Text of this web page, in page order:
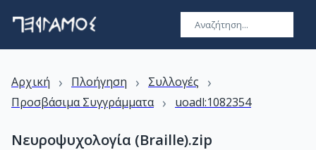
Αρχική › Πλοήγηση › Συλλογές ›
Προσβάσιμα Συγγράμματα › uoadl:1082354
Νευροψυχολογία (Braille).zip